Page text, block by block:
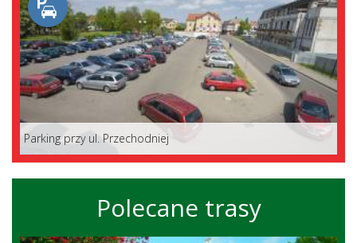
Parking przy ul. Przechodniej
Polecane trasy